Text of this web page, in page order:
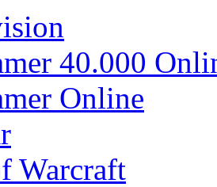
40.000
Online
Warcraft